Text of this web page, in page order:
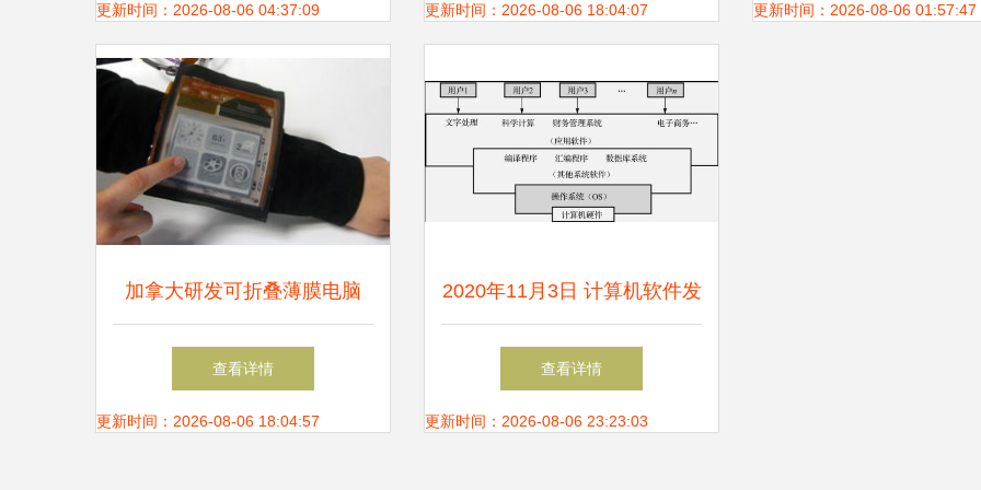
指南
更新时间：2026-08-06 04:37:09 更新时间：2026-08-06 18:04:07 与协同创新
更新时间：2026-08-06 01:57:47
加拿大研发可折叠薄膜电脑
柔性计算引领未来科技
查看详情
更新时间：2026-08-06 18:04:57
2020年11月3日 计算机软件发
展的里程碑时刻与未来展望
查看详情
更新时间：2026-08-06 23:23:03